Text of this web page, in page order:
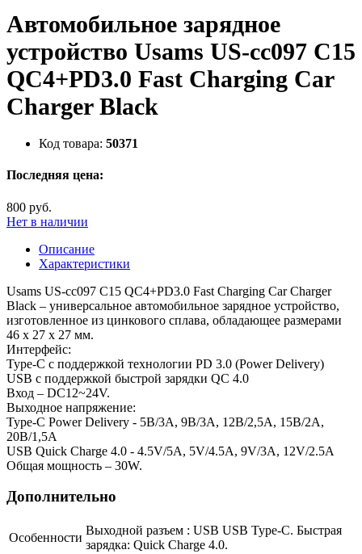
Автомобильное зарядное
устройство Usams US-cc097 C15
QC4+PD3.0 Fast Charging Car
Charger Black
Код товара: 50371
Последняя цена:
800 руб.
Нет в наличии
Описание
Характеристики
Usams US-cc097 C15 QC4+PD3.0 Fast Charging Car Charger
Black – универсальное автомобильное зарядное устройство,
изготовленное из цинкового сплава, обладающее размерами
46 х 27 х 27 мм.
Интерфейс:
Type-C с поддержкой технологии PD 3.0 (Power Delivery)
USB с поддержкой быстрой зарядки QC 4.0
Вход – DC12~24V.
Выходное напряжение:
Type-C Power Delivery - 5В/3А, 9В/3А, 12В/2,5А, 15В/2А,
20В/1,5А
USB Quick Charge 4.0 - 4.5V/5A, 5V/4.5A, 9V/3A, 12V/2.5A
Общая мощность – 30W.
Дополнительно
Особенности
Выходной разъем : USB USB Type-C. Быстрая
зарядка: Quick Charge 4.0.